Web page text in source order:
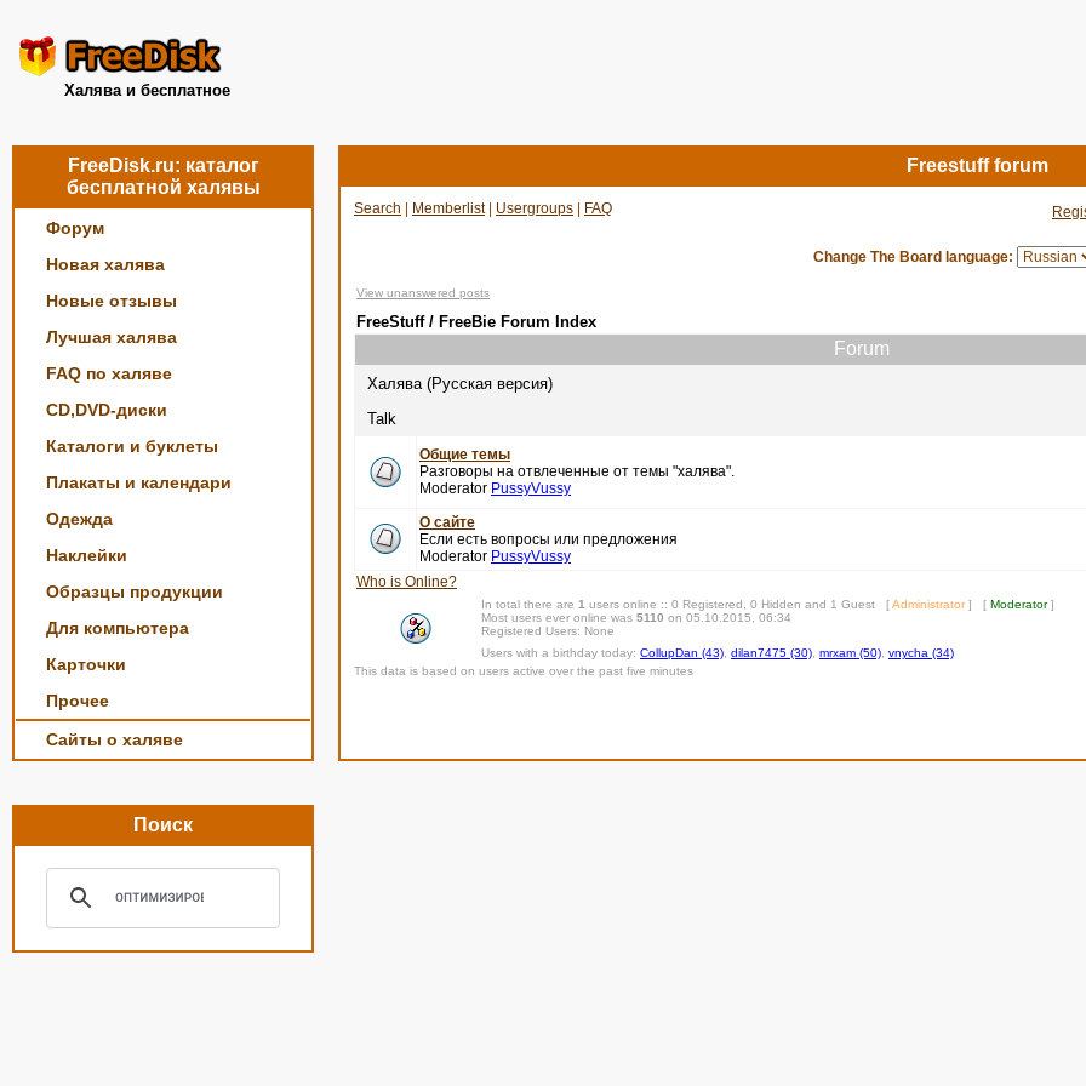
Халява и бесплатное
FreeDisk.ru: каталог
бесплатной халявы
Форум
Новая халява
Новые отзывы
Лучшая халява
FAQ по халяве
CD,DVD-диски
Каталоги и буклеты
Плакаты и календари
Одежда
Наклейки
Образцы продукции
Для компьютера
Карточки
Прочее
Сайты о халяве
Поиск
Freestuff forum
Search Memberlist| Usergroups FAQ
Change The Board language:
View unanswered posts
FreeStuff / FreeBie Forum Index
Forum
Халява (Русская версия)
Talk
Общие темы
Разговоры на отвлеченные от темы "халява".
Moderator PussyVussy
О сайте
Если есть вопросы или предложения
Moderator PussyVussy
Who is Online?
In total there are 1 users online :: 0 Registered, 0 Hidden and 1 Guest [Administrator] [ Moderator]
Most users ever online was 5110 on 05.10.2015, 06:34
Registered Users: None
Users with a birthday today: CollupDan (43) dilan7475 (30) mrxam (50) vnycha (34)
This data is based on users active over the past five minutes